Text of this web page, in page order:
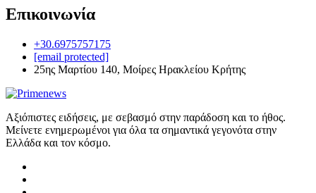
Επικοινωνία
+30.6975757175
[email protected]
25ης Μαρτίου 140, Μοίρες Ηρακλείου Κρήτης
Αξιόπιστες ειδήσεις, με σεβασμό στην παράδοση και το ήθος.
Μείνετε ενημερωμένοι για όλα τα σημαντικά γεγονότα στην
Ελλάδα και τον κόσμο.